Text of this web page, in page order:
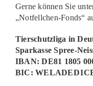
Gerne können Sie
„Notfellchen-Fonds“
Tierschutzliga in
Sparkasse Spree-
IBAN: DE81 1805
BIC: